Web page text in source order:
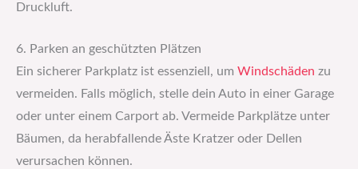
Druckluft.
6. Parken an geschützten Plätzen
Ein sicherer Parkplatz ist essenziell, um Windschäden zu
vermeiden. Falls möglich, stelle dein Auto in einer Garage
oder unter einem Carport ab. Vermeide Parkplätze unter
Bäumen, da herabfallende Äste Kratzer oder Dellen
verursachen können.